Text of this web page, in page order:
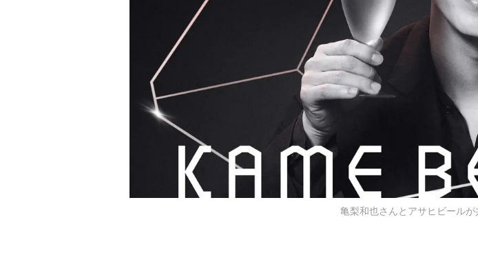
亀梨和也さんとアサヒビールが